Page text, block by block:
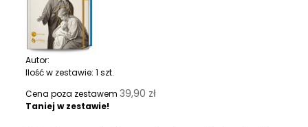
Autor:
Ilość w zestawie: 1 szt.
Cena poza zestawem 39,90 zł
Taniej w zestawie!